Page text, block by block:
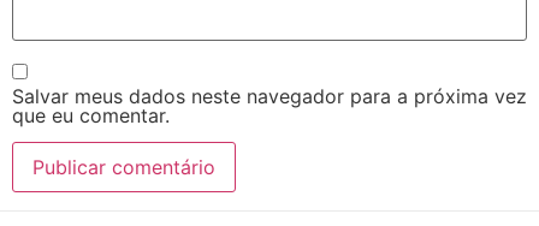
Salvar meus dados neste navegador para a próxima vez
que eu comentar.